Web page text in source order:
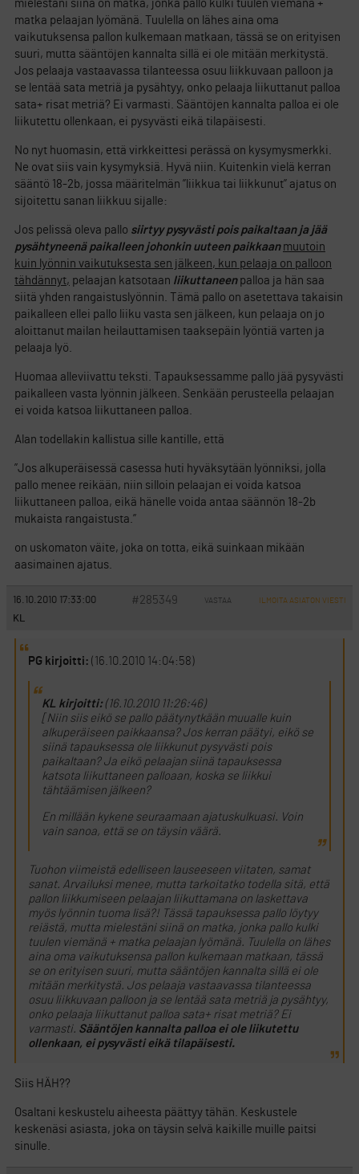
mielestäni siinä on matka, jonka pallo kulki tuulen viemänä +
matka pelaajan lyömänä. Tuulella on lähes aina oma
vaikutuksensa pallon kulkemaan matkaan, tässä se on erityisen
suuri, mutta sääntöjen kannalta sillä ei ole mitään merkitystä.
Jos pelaaja vastaavassa tilanteessa osuu liikkuvaan palloon ja
se lentää sata metriä ja pysähtyy, onko pelaaja liikuttanut palloa
sata+ risat metriä? Ei varmasti. Sääntöjen kannalta palloa ei ole
liikutettu ollenkaan, ei pysyvästi eikä tilapäisesti.
No nyt huomasin, että virkkeittesi perässä on kysymysmerkki.
Ne ovat siis vain kysymyksiä. Hyvä niin. Kuitenkin vielä kerran
sääntö 18-2b, jossa määritelmän ”liikkua tai liikkunut” ajatus on
sijoitettu sanan liikkuu sijalle:
Jos pelissä oleva pallo siirtyy pysyvästi pois paikaltaan ja jää
pysähtyneenä paikalleen johonkin uuteen paikkaan muutoin
kuin lyönnin vaikutuksesta sen jälkeen, kun pelaaja on palloon
tähdännyt, pelaajan katsotaan liikuttaneen palloa ja hän saa
siitä yhden rangaistuslyönnin. Tämä pallo on asetettava takaisin
paikalleen ellei pallo liiku vasta sen jälkeen, kun pelaaja on jo
aloittanut mailan heilauttamisen taaksepäin lyöntiä varten ja
pelaaja lyö.
Huomaa alleviivattu teksti. Tapauksessamme pallo jää pysyvästi
paikalleen vasta lyönnin jälkeen. Senkään perusteella pelaajan
ei voida katsoa liikuttaneen palloa.
Alan todellakin kallistua sille kantille, että
”Jos alkuperäisessä casessa huti hyväksytään lyönniksi, jolla
pallo menee reikään, niin silloin pelaajan ei voida katsoa
liikuttaneen palloa, eikä hänelle voida antaa säännön 18-2b
mukaista rangaistusta.”
on uskomaton väite, joka on totta, eikä suinkaan mikään
aasimainen ajatus.
16.10.2010 17:33:00 #285349 VASTAA ILMOITA ASIATON VIESTI
KL
PG kirjoitti: (16.10.2010 14:04:58)
KL kirjoitti:(16.10.2010 11:26:46)
[Niin siis eikö se pallo päätynytkään muualle kuin
alkuperäiseen paikkaansa? Jos kerran päätyi, eikö se
siinä tapauksessa ole liikkunut pysyvästi pois
paikaltaan? Ja eikö pelaajan siinä tapauksessa
katsota liikuttaneen palloaan, koska se liikkui
tähtäämisen jälkeen?
En millään kykene seuraamaan ajatuskulkuasi. Voin
vain sanoa, että se on täysin väärä.
Tuohon viimeistä edelliseen lauseeseen viitaten, samat
sanat. Arvailuksi menee, mutta tarkoitatko todella sitä, että
pallon liikkumiseen pelaajan liikuttamana on laskettava
myös lyönnin tuoma lisä?! Tässä tapauksessa pallo löytyy
reiästä, mutta mielestäni siinä on matka, jonka pallo kulki
tuulen viemänä + matka pelaajan lyömänä. Tuulella on lähes
aina oma vaikutuksensa pallon kulkemaan matkaan, tässä
se on erityisen suuri, mutta sääntöjen kannalta sillä ei ole
mitään merkitystä. Jos pelaaja vastaavassa tilanteessa
osuu liikkuvaan palloon ja se lentää sata metriä ja pysähtyy,
onko pelaaja liikuttanut palloa sata+ risat metriä? Ei
varmasti. Sääntöjen kannalta palloa ei ole liikutettu
ollenkaan, ei pysyvästi eikä tilapäisesti.
Siis HÄH??
Osaltani keskustelu aiheesta päättyy tähän. Keskustele
keskenäsi asiasta, joka on täysin selvä kaikille muille paitsi
sinulle.